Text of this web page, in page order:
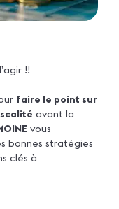
!!
faire le point sur
avant la
vous
bonnes stratégies
clés à